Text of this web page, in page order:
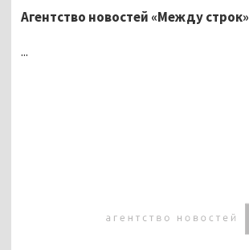
Агентство новостей «Между строк»
...